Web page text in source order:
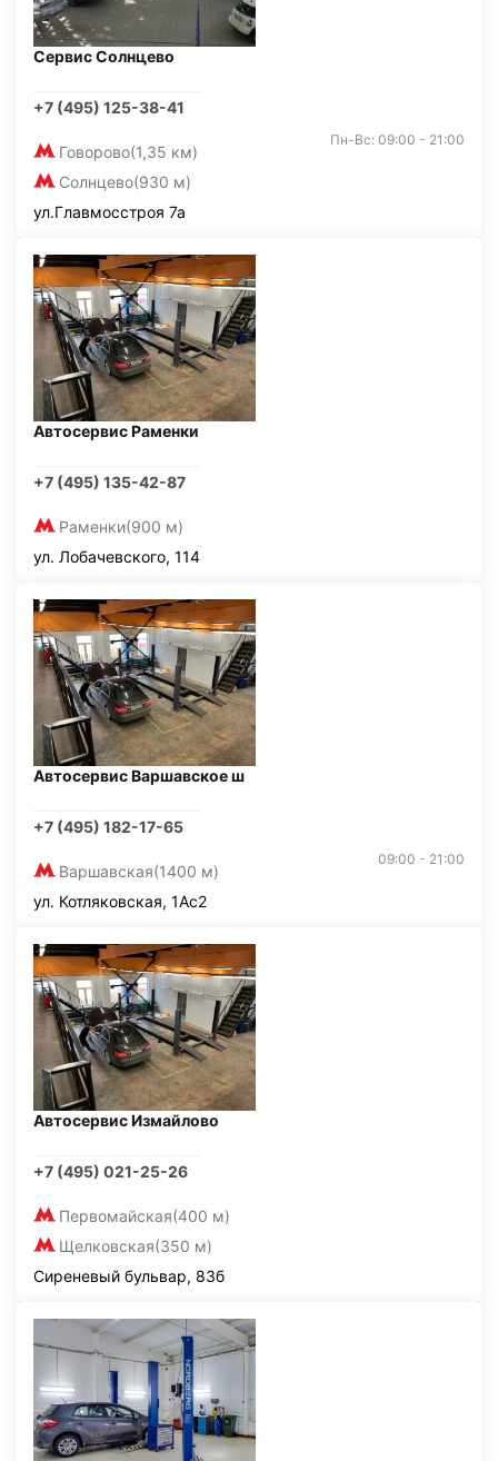
Сервис Солнцево
+7 (495) 125-38-41
Говорово(1,35 км)
Солнцево(930 м)
Пн-Вс: 09:00 - 21:00
ул.Главмосстроя 7а
Автосервис Раменки
+7 (495) 135-42-87
Раменки(900 м)
ул. Лобачевского, 114
Автосервис Варшавское ш
+7 (495) 182-17-65
Варшавская(1400 м)
09:00 - 21:00
ул. Котляковская, 1Ас2
Автосервис Измайлово
+7 (495) 021-25-26
Первомайская(400 м)
Щелковская(350 м)
Сиреневый бульвар, 83б